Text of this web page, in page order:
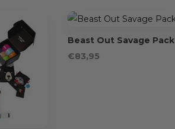
Beast Out Savage Pack
€83,95